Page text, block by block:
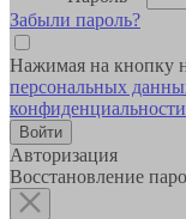
Забыли пароль?
Нажимая на кнопку
персональных
конфиденциальности
Авторизация
Восстановление